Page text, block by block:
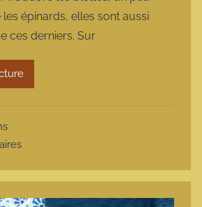
r
m
a
r
épinards, elles sont aussi
ces derniers. Sur